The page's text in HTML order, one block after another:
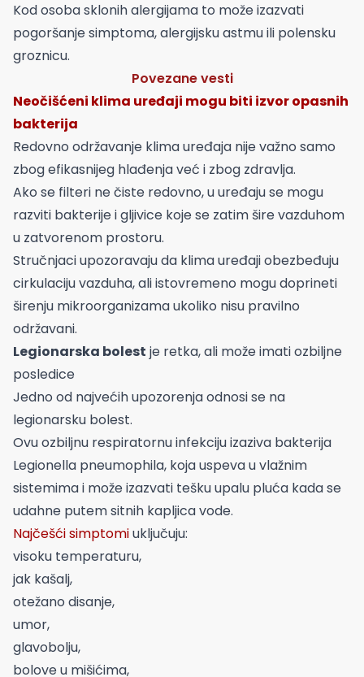
Kod osoba sklonih alergijama to može izazvati
pogoršanje simptoma, alergijsku astmu ili polensku
groznicu.
Povezane vesti
Neočišćeni klima uređaji mogu biti izvor opasnih
bakterija
Redovno održavanje klima uređaja nije važno samo
zbog efikasnijeg hlađenja već i zbog zdravlja.
Ako se filteri ne čiste redovno, u uređaju se mogu
razviti bakterije i gljivice koje se zatim šire vazduhom
u zatvorenom prostoru.
Stručnjaci upozoravaju da klima uređaji obezbeđuju
cirkulaciju vazduha, ali istovremeno mogu doprineti
širenju mikroorganizama ukoliko nisu pravilno
održavani.
Legionarska bolest je retka, ali može imati ozbiljne
posledice
Jedno od najvećih upozorenja odnosi se na
legionarsku bolest.
Ovu ozbiljnu respiratornu infekciju izaziva bakterija
Legionella pneumophila, koja uspeva u vlažnim
sistemima i može izazvati tešku upalu pluća kada se
udahne putem sitnih kapljica vode.
Najčešći simptomiuključuju:
visoku temperaturu,
jak kašalj,
otežano disanje,
umor,
glavobolju,
bolove u mišićima,